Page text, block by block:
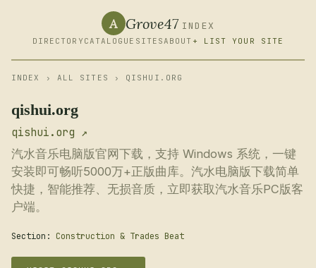
A Grove47 INDEX
DIRECTORY CATALOGUE SITESABOUT + LIST YOUR SITE
INDEX › ALL SITES › QISHUI.ORG
qishui.org
qishui.org ↗
汽水音乐电脑版官网下载，支持 Windows 系统，一键
安装即可畅听5000万+正版曲库。汽水电脑版下载简单
快捷，智能推荐、无损音质，立即获取汽水音乐PC版客
户端。
Section: Construction & Trades Beat